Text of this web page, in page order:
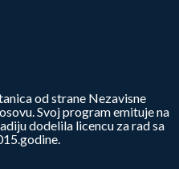
od strane Nezavisne
Svoj program emituje na
dodelila licencu za rad sa